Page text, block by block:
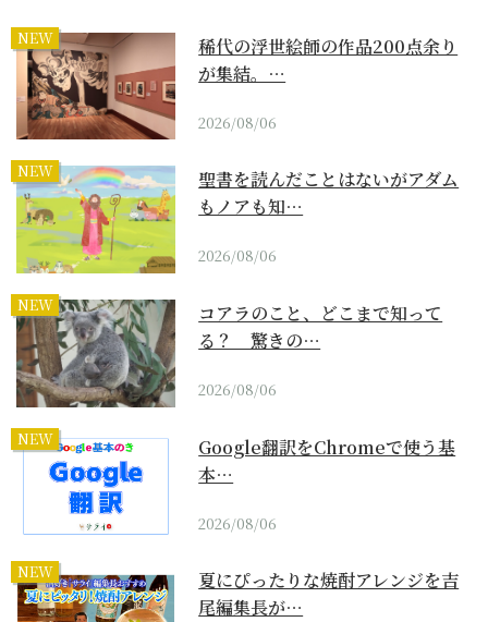
NEW
稀代の浮世絵師の作品200点余り
が集結。…
2026/08/06
NEW
聖書を読んだことはないがアダム
もノアも知…
2026/08/06
NEW
コアラのこと、どこまで知って
る？ 驚きの…
2026/08/06
NEW
Google翻訳をChromeで使う基
本…
2026/08/06
NEW
夏にぴったりな焼酎アレンジを吉
尾編集長が…